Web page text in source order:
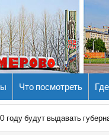
Что посмотреть
году будут выдавать